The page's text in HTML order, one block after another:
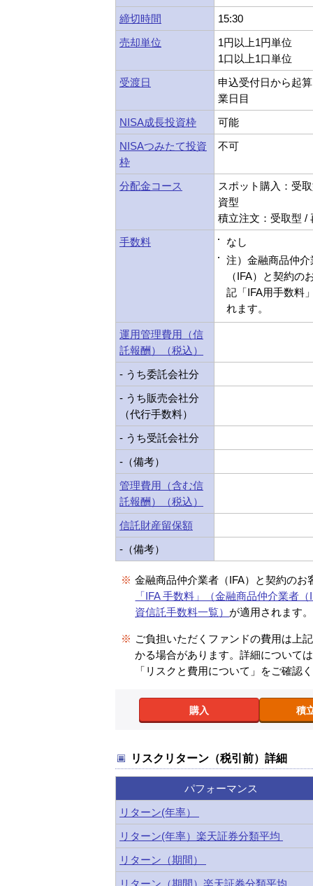
締切時間
15:30
売却単位
1円以上1円単位
1口以上1口単位
受渡日
申込受付日から起
業日目
NISA成長投資枠
可能
NISAつみたて投資
枠
不可
分配金コース
スポット購入：受
資型
積立注文：受取型 /
手数料
なし
注）金融商品仲介
（IFA）と契約の
記「IFA用手数料
れます。
運用管理費用（信
託報酬）（税込）
- うち委託会社分
- うち販売会社分
（代行手数料）
- うち受託会社分
-（備考）
管理費用（含む信
託報酬）（税込）
信託財産留保額
-（備考）
※ 金融商品仲介業者（IFA）と契約のお
「IFA 手数料」（金融商品仲介業者
資信託手数料一覧） が適用されます。
※ ご負担いただくファンドの費用は上
かる場合があります。詳細について
「リスクと費用について」をご確認
購入 積
リスクリターン（税引前）詳細
パフォーマンス
リターン(年率）
リターン(年率）楽天証券分類平均
リターン（期間）
リターン（期間）楽天証券分類平均